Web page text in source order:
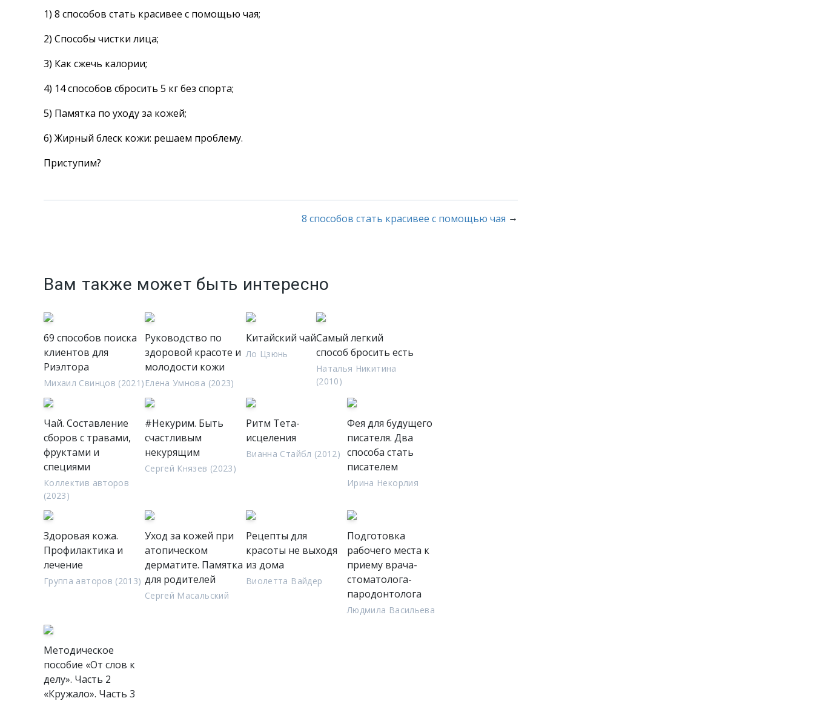
1) 8 способов стать красивее с помощью чая;
2) Способы чистки лица;
3) Как сжечь калории;
4) 14 способов сбросить 5 кг без спорта;
5) Памятка по уходу за кожей;
6) Жирный блеск кожи: решаем проблему.
Приступим?
8 способов стать красивее с помощью чая →
Вам также может быть интересно
69 способов поиска
клиентов для
Риэлтора
Михаил Свинцов (2021)
Руководство по
здоровой красоте и
молодости кожи
Елена Умнова (2023)
Китайский чай
Ло Цзюнь
Самый легкий
способ бросить есть
Наталья Никитина
(2010)
Чай. Составление
сборов с травами,
фруктами и
специями
Коллектив авторов
(2023)
#Некурим. Быть
счастливым
некурящим
Сергей Князев (2023)
Ритм Тета-
исцеления
Вианна Стайбл (2012)
Фея для будущего
писателя. Два
способа стать
писателем
Ирина Некорлия
Здоровая кожа.
Профилактика и
лечение
Группа авторов (2013)
Уход за кожей при
атопическом
дерматите. Памятка
для родителей
Сергей Масальский
Рецепты для
красоты не выходя
из дома
Виолетта Вайдер
Подготовка
рабочего места к
приему врача-
стоматолога-
пародонтолога
Людмила Васильева
Методическое
пособие «От слов к
делу». Часть 2
«Кружало». Часть 3